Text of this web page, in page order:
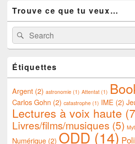
Sidebar
Widget
Area
Trouve ce que tu veux…
Search
for:
Search
Étiquettes
Argent (2) astronomie (1) Attentat (1)
Carlos Gohn (2) catastrophe (1) IME (2)
Lectures à voix haute
Livres/films/musiques (5)
Numérique (2) ODD(14)